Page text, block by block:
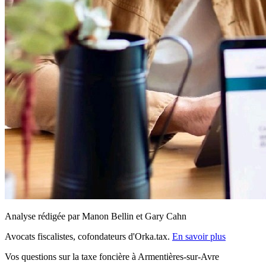
Analyse rédigée par Manon Bellin et Gary Cahn
Avocats fiscalistes, cofondateurs d'Orka.tax. En savoir plus
Vos questions sur la taxe foncière à Armentières-sur-Avre